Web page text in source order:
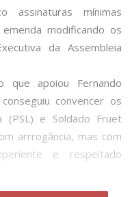
assinaturas mínimas
modificando os
da Assembleia
apoiou Fernando
convencer os
(PSL) e Soldado Fruet
arrrogância, mas com
e respeitado